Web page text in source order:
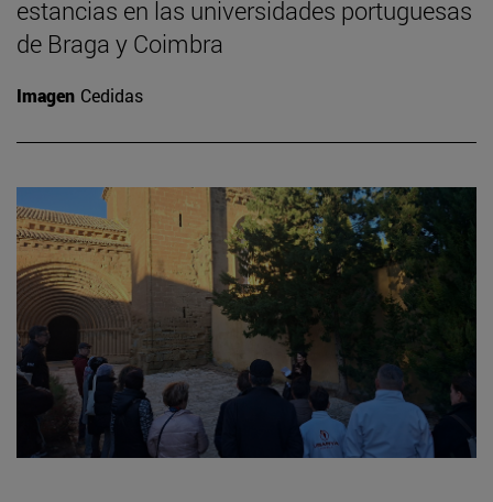
estancias en las universidades portuguesas
de Braga y Coimbra
Imagen Cedidas